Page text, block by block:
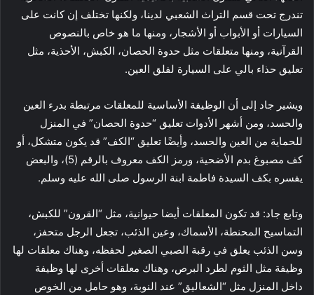
تندرج تحت قسم التراث الشعبي لدينا، ولكنها تختلف إن كانت على
السيارات أو الأبواب أو الأشجار، ومنها ما هو خاص بالنصوص
القرآنية، ومنها متعلقات مثل حدوة الحصان، الكبش، الأحذية، مثل
تعليق حذاء بالي على السيارة لفلق العين.
ويشير جاد إلى أن الوظيفة الأساسية للمعلقات مرتبطة بدرء العين
والحسد، ومن أشهر الأدوات تعليق “حدوة الحصان” في المنزل
للحماية من العين والحسد، وأيضًا تعليق “الكف” قد يكون متشكل، أو
كف مصبوغ بدم الأضحية، ورمز الكف معروف بالرقم (5)، والبعض
يفسره بكف السيدة فاطمة ابنة الرسول صلى الله عليه وسلم.
وتابع جاد: قد تكون المعلقات أيضا حيوانية، مثل “القرون” للكبش،
التماسيح المحنطة، الأسماك، وعين الذئب، تجعل الرجل متحفز،
وسن الذئب يعلق في رقبة الصبي الصغير لحفظه، وهناك معلقات لها
وظيفة مثل الثوم لطرد البرص، وهناك معلقات أخرى لها وظيفة
داخل المنزل مثل “الشعاليق” عند النوبة، وهو حامل من الخوص